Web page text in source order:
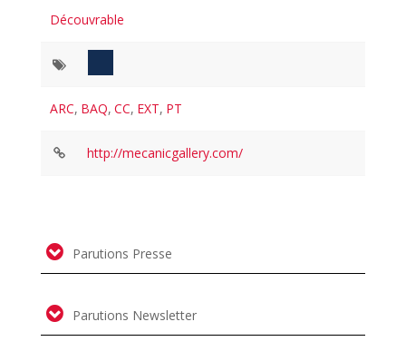
Découvrable
ARC, BAQ, CC, EXT, PT
http://mecanicgallery.com/
Parutions Presse
Parutions Newsletter